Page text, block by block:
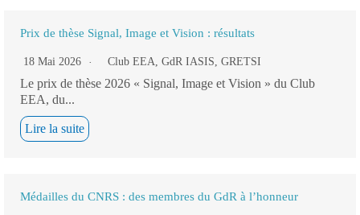
Prix de thèse Signal, Image et Vision : résultats
18 Mai 2026 Club EEA, GdR IASIS, GRETSI
Le prix de thèse 2026 « Signal, Image et Vision » du Club
EEA, du...
Lire la suite
Médailles du CNRS : des membres du GdR à l’honneur